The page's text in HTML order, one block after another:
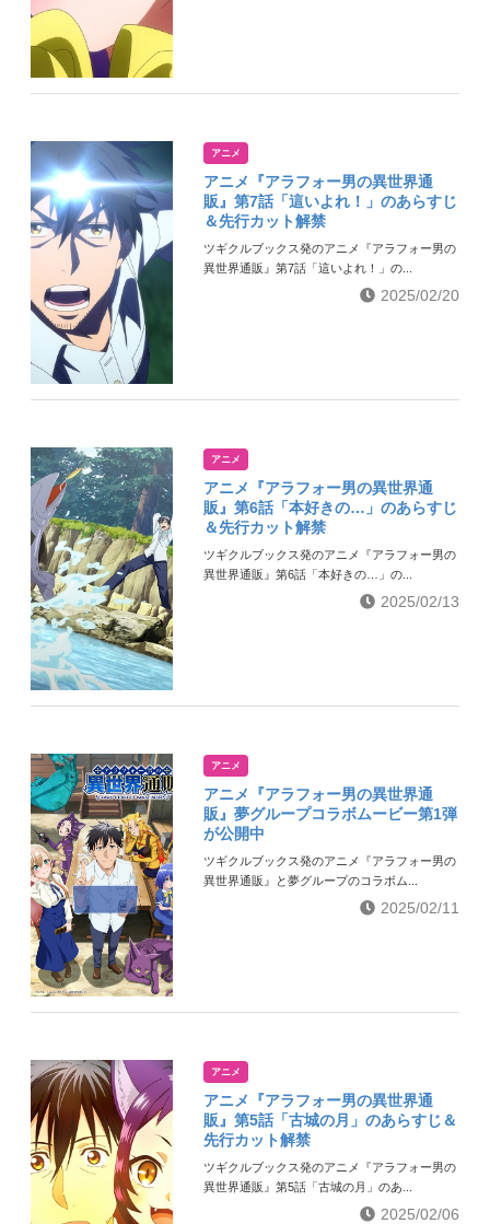
アニメ
アニメ『アラフォー男の異世界通
販』第7話「這いよれ！」のあらすじ
＆先行カット解禁
ツギクルブックス発のアニメ『アラフォー男の
異世界通販』第7話「這いよれ！」の...
2025/02/20
アニメ
アニメ『アラフォー男の異世界通
販』第6話「本好きの…」のあらすじ
＆先行カット解禁
ツギクルブックス発のアニメ『アラフォー男の
異世界通販』第6話「本好きの…」の...
2025/02/13
アニメ
アニメ『アラフォー男の異世界通
販』夢グループコラボムービー第1弾
が公開中
ツギクルブックス発のアニメ『アラフォー男の
異世界通販』と夢グループのコラボム...
2025/02/11
アニメ
アニメ『アラフォー男の異世界通
販』第5話「古城の月」のあらすじ＆
先行カット解禁
ツギクルブックス発のアニメ『アラフォー男の
異世界通販』第5話「古城の月」のあ...
2025/02/06